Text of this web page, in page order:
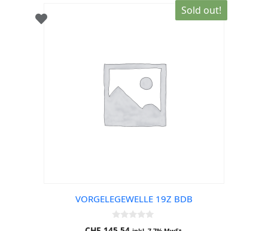
Sold out!
VORGELEGEWELLE 19Z BDB
0